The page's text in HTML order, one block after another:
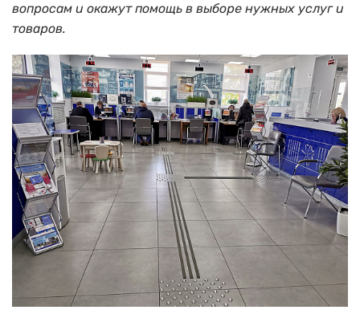
вопросам и окажут помощь в выборе нужных услуг и
товаров.